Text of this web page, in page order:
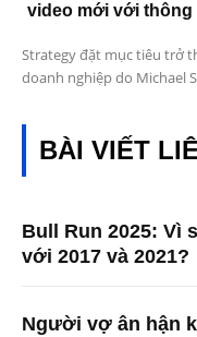
video mới với thông
Strategy đặt mục tiêu trở
doanh nghiệp do Michael
BÀI VIẾT
Bull Run 2025: Vì
với 2017 và 2021?
Người vợ ân hận